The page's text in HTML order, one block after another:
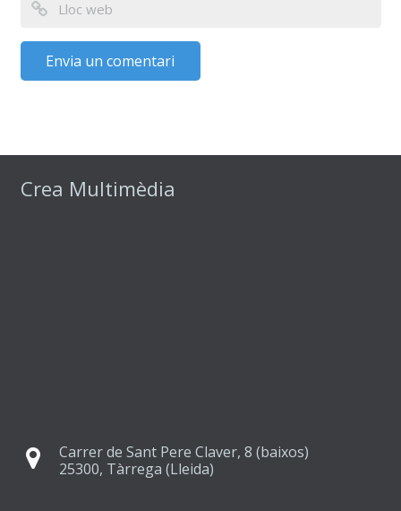
Crea Multimèdia
Carrer de Sant Pere Claver, 8 (baixos)
25300, Tàrrega (Lleida)